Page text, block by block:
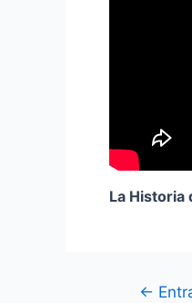
La Historia
←